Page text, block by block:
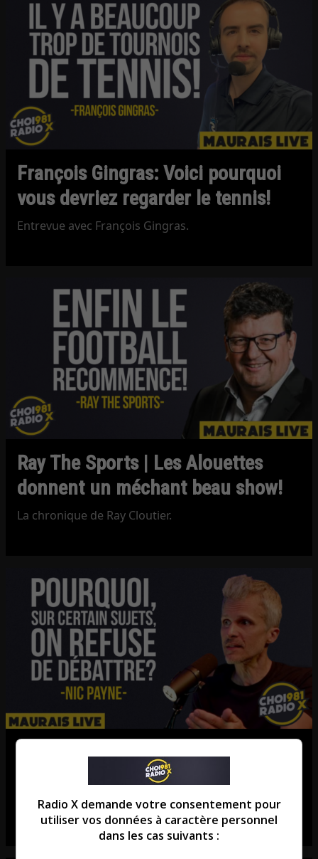
François Gingras: Voici pourquoi
vous devriez regarder le tennis!
Entrevue avec François Gingras.
Ray The Sports | Les Alouettes
donnent un méchant beau show!
La chronique de Ray Cloutier.
Nic Payne: Éric Duhaime doit
séduire les femmes…
La chronique de Nic Payne.
Radio X demande votre consentement pour
utiliser vos données à caractère personnel
dans les cas suivants :